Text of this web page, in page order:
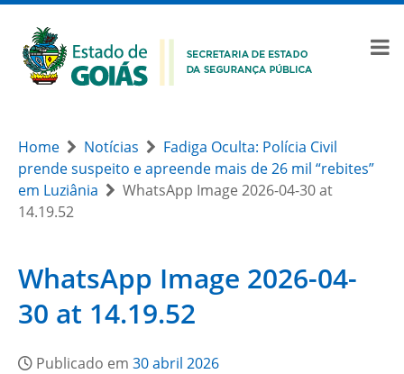
Home Notícias
Fadiga Oculta: Polícia Civil
prende suspeito e apreende mais de 26 mil “rebites”
em Luziânia
WhatsApp Image 2026-04-30 at
14.19.52
WhatsApp Image 2026-04-
30 at 14.19.52
Publicado em 30 abril 2026